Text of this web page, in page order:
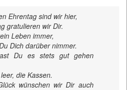
Ehrentag sind wir hier,
gratulieren wir Dir.
Leben immer,
Dich darüber nimmer.
Du es stets gut gehen
die Kassen.
wünschen wir Dir auch